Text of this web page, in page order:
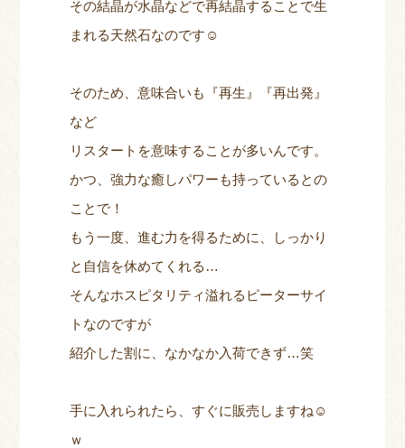
その結晶が水晶などで再結晶することで生
まれる天然石なのです☺
そのため、意味合いも『再生』『再出発』
など
リスタートを意味することが多いんです。
かつ、強力な癒しパワーも持っているとの
ことで！
もう一度、進む力を得るために、しっかり
と自信を休めてくれる…
そんなホスピタリティ溢れるピーターサイ
トなのですが
紹介した割に、なかなか入荷できず…笑
手に入れられたら、すぐに販売しますね☺
ｗ